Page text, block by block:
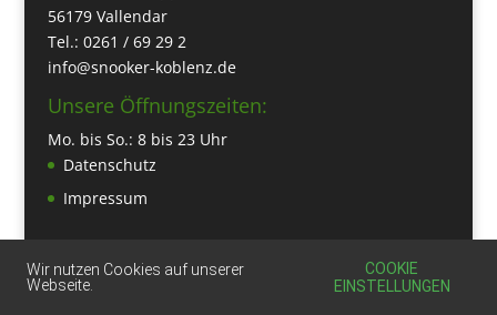
56179 Vallendar
Tel.: 0261 / 69 29 2
info@snooker-koblenz.de
Unsere Öffnungszeiten:
Mo. bis So.: 8 bis 23 Uhr
Datenschutz
Impressum
Wir nutzen Cookies auf unserer
Webseite.
COOKIE
EINSTELLUNGEN